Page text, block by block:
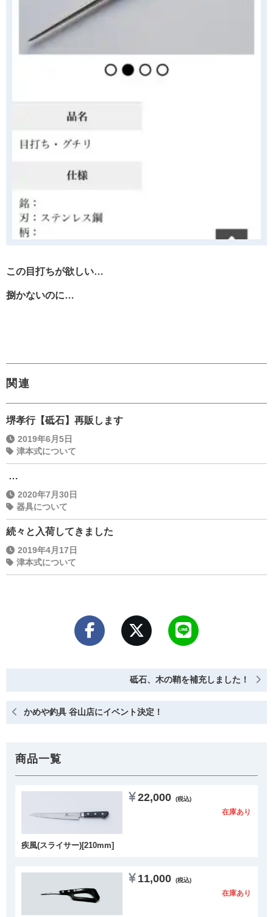
この目打ちが欲しい…
捌かないのに…
関連
堺孝行【砥石】再販します
2019年6月5日
津本式について
…
2020年7月30日
器具について
続々と入荷してきました
2019年4月17日
津本式について
砥石、木の鞘を補充しました！
かめや釣具 谷山店にイベント決定！
商品一覧
22,000 (税込)
在庫あり
疾風(スライサー)[210mm]
11,000 (税込)
在庫あり